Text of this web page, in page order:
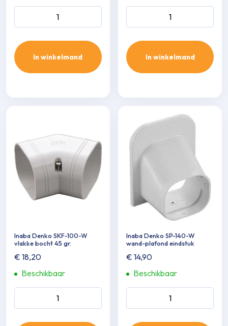
In winkelmand In winkelmand
Inaba Denko SKF-100-W
vlakke bocht 45 gr.
€ 18,20
Beschikbaar
Inaba Denko SP-140-W
wand-plafond eindstuk
€ 14,90
Beschikbaar